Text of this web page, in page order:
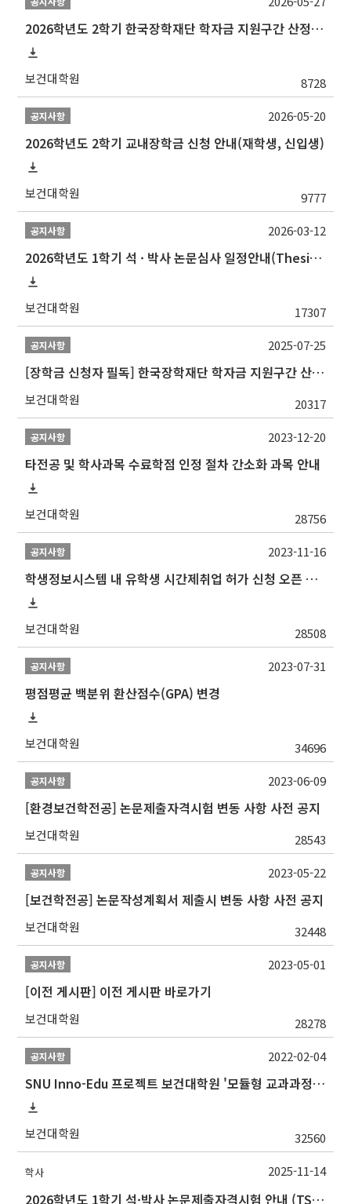
2026학년도 2학기 한국장학재단 학자금 지원구간 산정 신청 안내
보건대학원 8728
공지사항
2026학년도 2학기 교내장학금 신청 안내(재학생, 신입생)
보건대학원 9777
2026-05-20
공지사항
2026학년도 1학기 석 · 박사 논문심사 일정안내(Thesis Defense Schedules)
보건대학원 17307
2026-03-12
공지사항
[장학금 신청자 필독] 한국장학재단 학자금 지원구간 산정 권고
보건대학원 20317
2025-07-25
공지사항
타전공 및 학사과목 수료학점 인정 절차 간소화 과목 안내
보건대학원 28756
2023-12-20
공지사항
학생정보시스템 내 유학생 시간제취업 허가 신청 오픈 안내
보건대학원 28508
2023-11-16
공지사항
평점평균 백분위 환산점수(GPA) 변경
보건대학원 34696
2023-07-31
공지사항
[환경보건학전공] 논문제출자격시험 변동 사항 사전 공지
보건대학원 28543
2023-06-09
공지사항
[보건학전공] 논문작성계획서 제출시 변동 사항 사전 공지
보건대학원 32448
2023-05-22
공지사항
[이전 게시판] 이전 게시판 바로가기
보건대학원 28278
2023-05-01
공지사항
SNU Inno-Edu 프로젝트 보건대학원 '모듈형 교과과정' 안내(revised 2022/2/28)
보건대학원 32560
2022-02-04
학사
2026학년도 1학기 석·박사 논문제출자격시험 안내 (TSQ exam: Major and Korean for foreign students)
2025-11-14